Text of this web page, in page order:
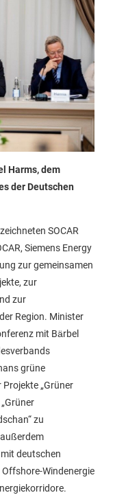
Harms, dem
der Deutschen
SOCAR
Siemens Energy
zur gemeinsamen
zur
zur
Region. Minister
mit Bärbel
grüne
„Grüner
zu
deutschen
Windenergie